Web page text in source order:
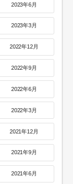
2023年6月
2023年3月
2022年12月
2022年9月
2022年6月
2022年3月
2021年12月
2021年9月
2021年6月